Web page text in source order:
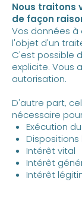
Nous traitons
de façon
Vos données
l'objet d'un
C'est possible
explicite. Vous
autorisation.
D'autre part,
nécessaire
Exécution
Dispositions
Intérêt vital
Intérêt
Intérêt